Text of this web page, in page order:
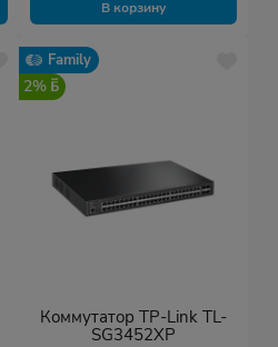
В корзину
Family
2%
Коммутатор TP-Link TL-
SG3452XP